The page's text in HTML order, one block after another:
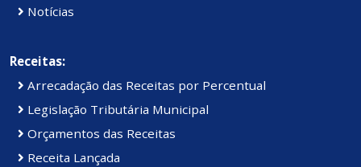
Notícias
Receitas:
Arrecadação das Receitas por Percentual
Legislação Tributária Municipal
Orçamentos das Receitas
Receita Lançada